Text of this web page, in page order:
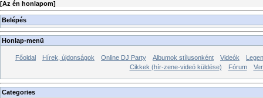
[Az én honlapom]
Belépés
Honlap-menü
Főoldal Hírek, újdonságok Online DJ Party Albumok stílusonként Videók
Cikkek (hír-zene-videó küldése)
Fórum
Categories